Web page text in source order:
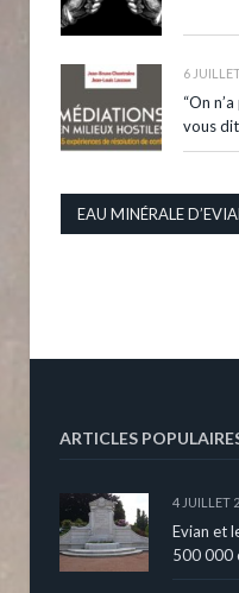
6
“On
vous
EAU MINÉRALE
ARTICLES
4 JUILLET
Evian et
500 000